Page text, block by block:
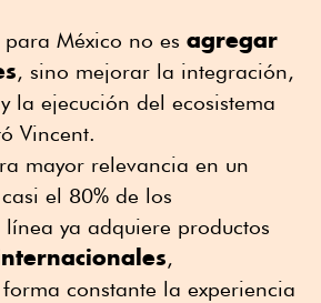
México no es agregar
, sino mejorar la integración,
la ejecución del ecosistema
Vincent.
mayor relevancia en un
el 80% de los
ya adquiere productos
,
constante la experiencia